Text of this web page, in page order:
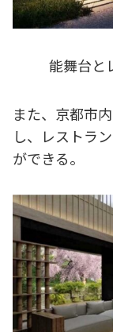
能舞台と
また、京都市
し、レストラ
ができる。